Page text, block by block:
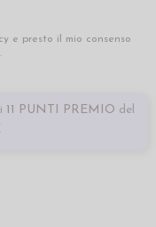
e presto il mio consenso
11 PUNTI PREMIO del